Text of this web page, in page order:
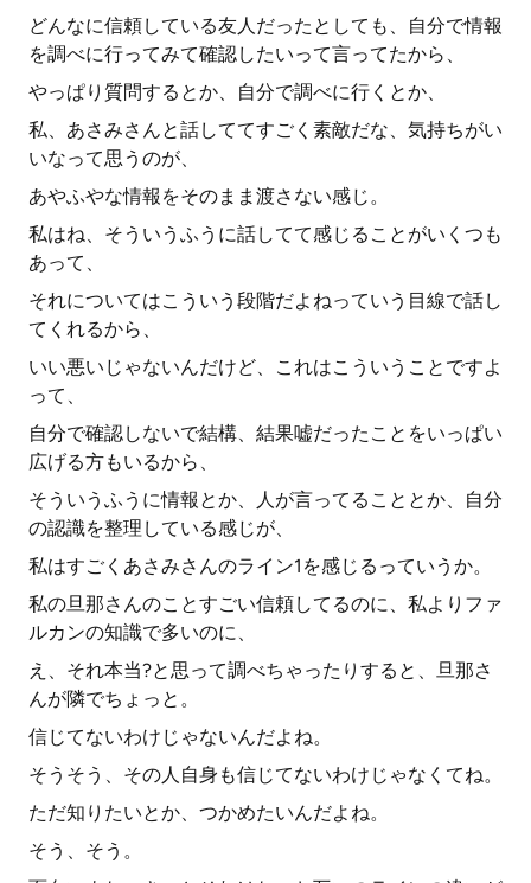
どんなに信頼している友人だったとしても、自分で情報
を調べに行ってみて確認したいって言ってたから、
やっぱり質問するとか、自分で調べに行くとか、
私、あさみさんと話しててすごく素敵だな、気持ちがい
いなって思うのが、
あやふやな情報をそのまま渡さない感じ。
私はね、そういうふうに話してて感じることがいくつも
あって、
それについてはこういう段階だよねっていう目線で話し
てくれるから、
いい悪いじゃないんだけど、これはこういうことですよ
って、
自分で確認しないで結構、結果嘘だったことをいっぱい
広げる方もいるから、
そういうふうに情報とか、人が言ってることとか、自分
の認識を整理している感じが、
私はすごくあさみさんのライン1を感じるっていうか。
私の旦那さんのことすごい信頼してるのに、私よりファ
ルカンの知識で多いのに、
え、それ本当?と思って調べちゃったりすると、旦那さ
んが隣でちょっと。
信じてないわけじゃないんだよね。
そうそう、その人自身も信じてないわけじゃなくてね。
ただ知りたいとか、つかめたいんだよね。
そう、そう。